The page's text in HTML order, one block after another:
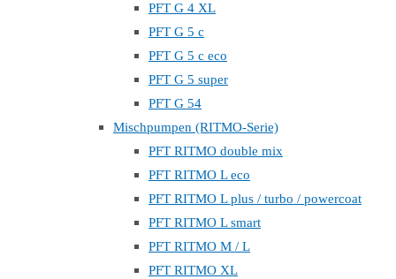
PFT G 4 XL
PFT G 5 c
PFT G 5 c eco
PFT G 5 super
PFT G 54
Mischpumpen (RITMO-Serie)
PFT RITMO double mix
PFT RITMO L eco
PFT RITMO L plus / turbo / powercoat
PFT RITMO L smart
PFT RITMO M / L
PFT RITMO XL